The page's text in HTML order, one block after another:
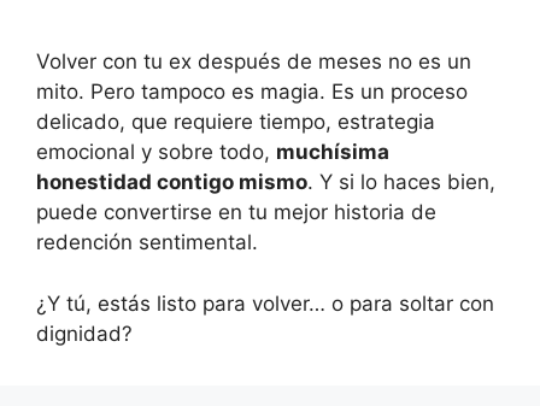
Volver con tu ex después de meses no es un
mito. Pero tampoco es magia. Es un proceso
delicado, que requiere tiempo, estrategia
emocional y sobre todo, muchísima
honestidad contigo mismo. Y si lo haces bien,
puede convertirse en tu mejor historia de
redención sentimental.
¿Y tú, estás listo para volver… o para soltar con
dignidad?